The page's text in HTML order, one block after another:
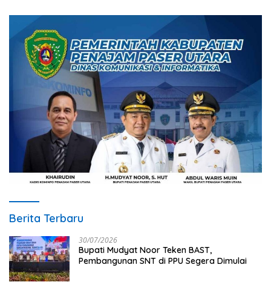
Berita Terbaru
30/07/2026
Bupati Mudyat Noor Teken BAST,
Pembangunan SNT di PPU Segera Dimulai